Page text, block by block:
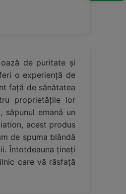
de puritate și
o experiență de
față de sănătatea
proprietățile lor
emană un
acest produs
de spuma blândă
Întotdeauna țineți
care vă răsfață